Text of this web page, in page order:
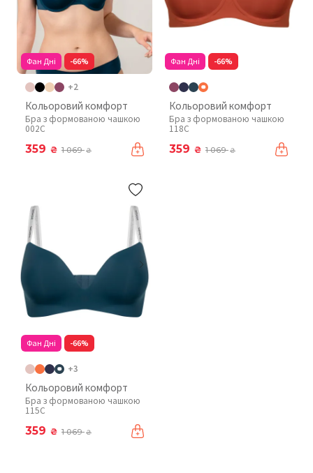
Фан Дні -66%
+2
Кольоровий комфорт
Бра з формованою чашкою
002C
359 ₴ 1 069₴
Фан Дні -66%
Кольоровий комфорт
Бра з формованою чашкою
118C
359 ₴ 1 069₴
Фан Дні -66%
+3
Кольоровий комфорт
Бра з формованою чашкою
115C
359 ₴ 1 069₴